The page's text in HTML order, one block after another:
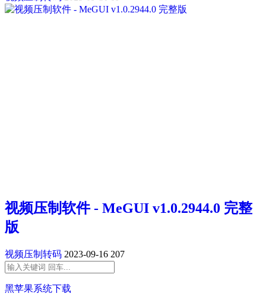
视频压制软件 - MeGUI v1.0.2944.0 完整
版
视频压制转码 2023-09-16 207
黑苹果系统下载